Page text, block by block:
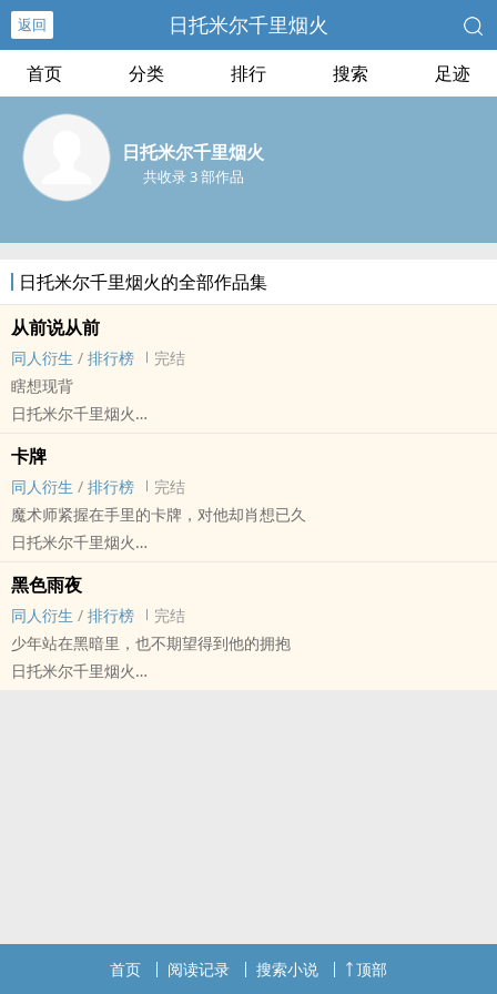
返回 日托米尔千里烟火
首页 分类 排行 搜索 足迹
日托米尔千里烟火
共收录 3 部作品
日托米尔千里烟火的全部作品集
从前说从前
同人衍生 / 排行榜
完结
瞎想现背
日托米尔千里烟火
廷祐） 同人衍生 - 真人同人 - BL
短篇 - 完结
从前说从前，美好已成往事
卡牌
同人衍生 / 排行榜
完结
魔术师紧握在手里的卡牌，对他却肖想已久
日托米尔千里烟火
- 同人衍生 - BL - 短篇 - 完结
现代 - 拟人 - 1v1
黑色雨夜
同人衍生 / 排行榜
完结
少年站在黑暗里，也不期望得到他的拥抱
日托米尔千里烟火
首页 阅读记录 搜索小说 顶部